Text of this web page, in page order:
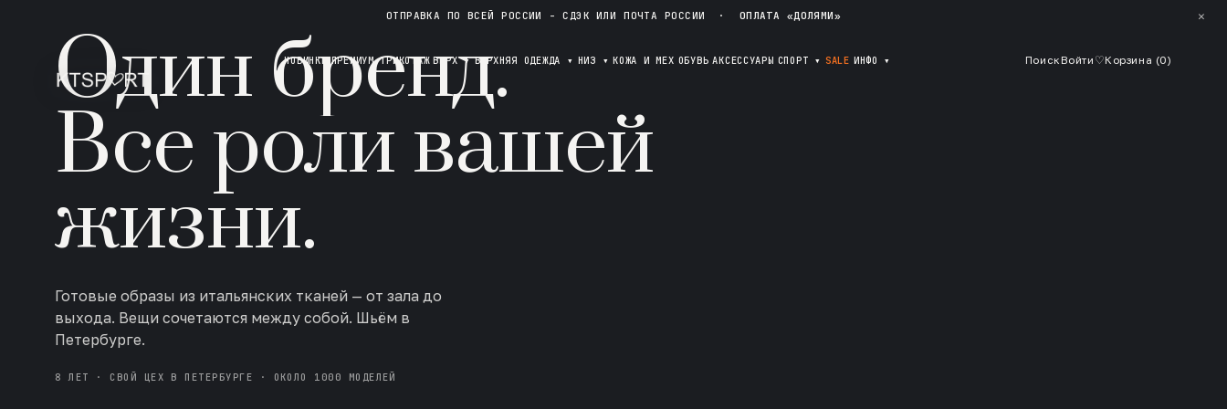
ОТПРАВКА ПО ВСЕЙ РОССИИ - СДЭК ИЛИ ПОЧТА РОССИИ · ОПЛАТА «ДОЛЯМИ» ✕
НОВИНКИ ПРЕМИУМ ТРИКОТАЖ ВЕРХ▾ ВЕРХНЯЯ ОДЕЖДА ▾ НИЗ ▾ КОЖА И МЕХ ОБУВЬ АКСЕССУАРЫ СПОРТ ▾ SALE ИНФО ▾ ПоискВойти ♡Корзина (0)
Один бренд.
Все роли вашей
жизни.
Готовые образы из итальянских тканей — от зала до
выхода. Вещи сочетаются между собой. Шьём в
Петербурге.
8 ЛЕТ · СВОЙ ЦЕХ В ПЕТЕРБУРГЕ · ОКОЛО 1000 МОДЕЛЕЙ